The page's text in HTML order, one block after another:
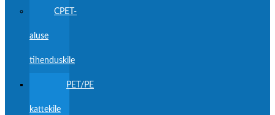
CPET-
aluse
tihenduskile
PET/PE
kattekile